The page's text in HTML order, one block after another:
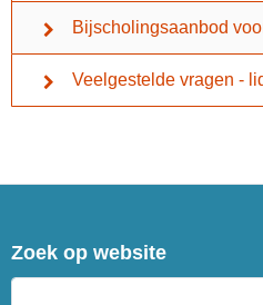
Bijscholingsaanbod
Veelgestelde vragen -
Zoek op website